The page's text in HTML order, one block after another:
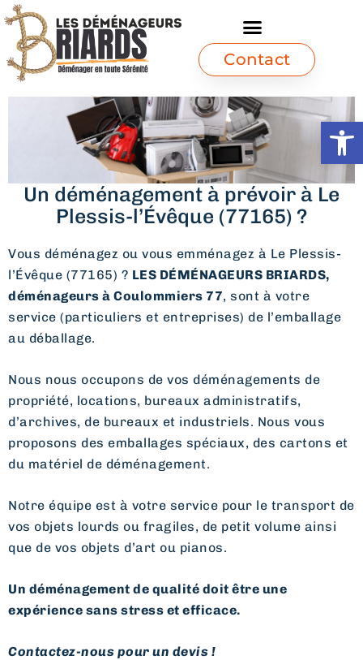
Ouvrir
Contact
Un déménagement à prévoir à Le
Plessis-l’Évêque (77165) ?
Vous déménagez ou vous emménagez à Le Plessis-
l’Évêque (77165) ? LES DÉMÉNAGEURS BRIARDS,
déménageurs à Coulommiers 77, sont à votre
service (particuliers et entreprises) de l’emballage
au déballage.
Nous nous occupons de vos déménagements de
propriété, locations, bureaux administratifs,
d’archives, de bureaux et industriels. Nous vous
proposons des emballages spéciaux, des cartons et
du matériel de déménagement.
Notre équipe est à votre service pour le transport de
vos objets lourds ou fragiles, de petit volume ainsi
que de vos objets d’art ou pianos.
Un déménagement de qualité doit être une
expérience sans stress et efficace.
Contactez-nous pour un devis !